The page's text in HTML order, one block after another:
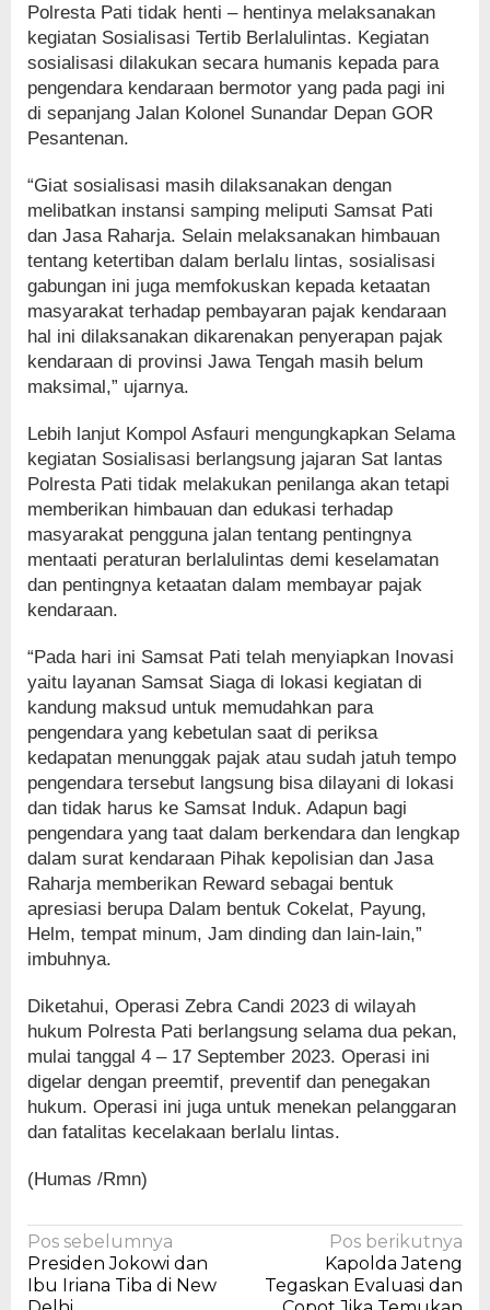
Polresta Pati tidak henti – hentinya melaksanakan
kegiatan Sosialisasi Tertib Berlalulintas. Kegiatan
sosialisasi dilakukan secara humanis kepada para
pengendara kendaraan bermotor yang pada pagi ini
di sepanjang Jalan Kolonel Sunandar Depan GOR
Pesantenan.
“Giat sosialisasi masih dilaksanakan dengan
melibatkan instansi samping meliputi Samsat Pati
dan Jasa Raharja. Selain melaksanakan himbauan
tentang ketertiban dalam berlalu lintas, sosialisasi
gabungan ini juga memfokuskan kepada ketaatan
masyarakat terhadap pembayaran pajak kendaraan
hal ini dilaksanakan dikarenakan penyerapan pajak
kendaraan di provinsi Jawa Tengah masih belum
maksimal,” ujarnya.
Lebih lanjut Kompol Asfauri mengungkapkan Selama
kegiatan Sosialisasi berlangsung jajaran Sat lantas
Polresta Pati tidak melakukan penilanga akan tetapi
memberikan himbauan dan edukasi terhadap
masyarakat pengguna jalan tentang pentingnya
mentaati peraturan berlalulintas demi keselamatan
dan pentingnya ketaatan dalam membayar pajak
kendaraan.
“Pada hari ini Samsat Pati telah menyiapkan Inovasi
yaitu layanan Samsat Siaga di lokasi kegiatan di
kandung maksud untuk memudahkan para
pengendara yang kebetulan saat di periksa
kedapatan menunggak pajak atau sudah jatuh tempo
pengendara tersebut langsung bisa dilayani di lokasi
dan tidak harus ke Samsat Induk. Adapun bagi
pengendara yang taat dalam berkendara dan lengkap
dalam surat kendaraan Pihak kepolisian dan Jasa
Raharja memberikan Reward sebagai bentuk
apresiasi berupa Dalam bentuk Cokelat, Payung,
Helm, tempat minum, Jam dinding dan lain-lain,”
imbuhnya.
Diketahui, Operasi Zebra Candi 2023 di wilayah
hukum Polresta Pati berlangsung selama dua pekan,
mulai tanggal 4 – 17 September 2023. Operasi ini
digelar dengan preemtif, preventif dan penegakan
hukum. Operasi ini juga untuk menekan pelanggaran
dan fatalitas kecelakaan berlalu lintas.
(Humas /Rmn)
Navigasi
pos
Pos sebelumnya
Presiden Jokowi dan
Ibu Iriana Tiba di New
Pos berikutnya
Kapolda Jateng
Tegaskan Evaluasi dan